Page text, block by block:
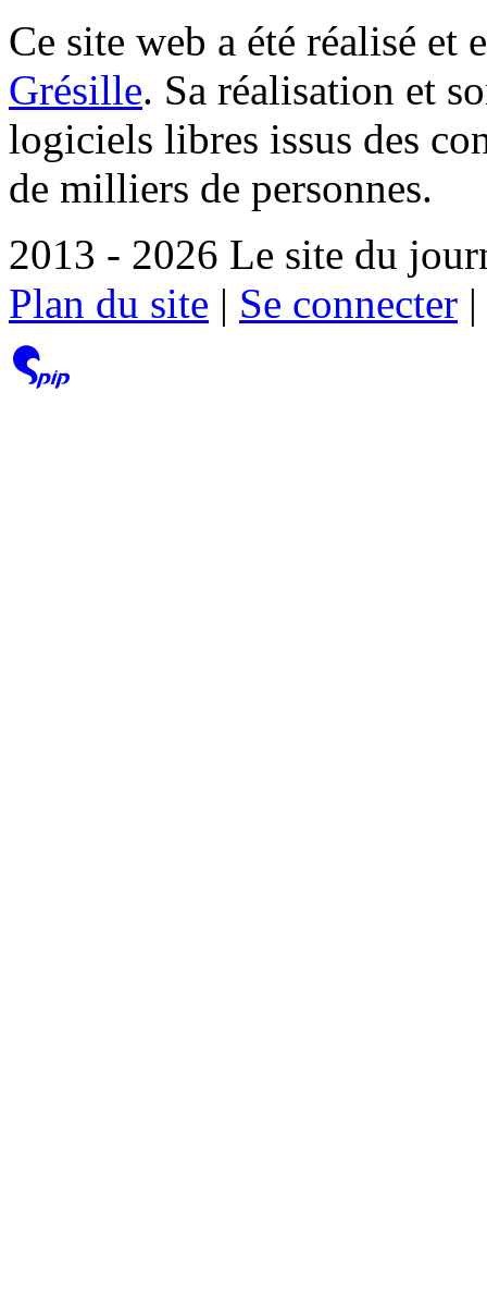
Ce site web a été réalisé et
Grésille. Sa réalisation et
logiciels libres issus des
de milliers de personnes.
2013 - 2026 Le site du
Plan du site | Se connecter |